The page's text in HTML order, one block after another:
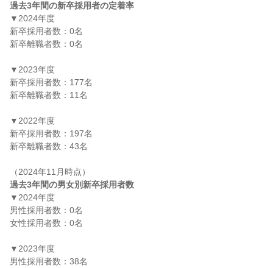
過去3年間の新卒採用者の定着率
▼2024年度
新卒採用者数：0名
新卒離職者数：0名
▼2023年度
新卒採用者数：177名
新卒離職者数：11名
▼2022年度
新卒採用者数：197名
新卒離職者数：43名
過去3年間の男女別新卒採用者数
▼2024年度
男性採用者数：0名
女性採用者数：0名
▼2023年度
男性採用者数：38名